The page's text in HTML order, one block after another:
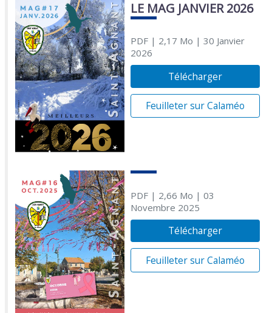
LE MAG JANVIER 2026
PDF| 2,17 Mo | 30 Janvier
2026
Télécharger
Feuilleter sur Calaméo
PDF| 2,66 Mo | 03
Novembre 2025
Télécharger
Feuilleter sur Calaméo